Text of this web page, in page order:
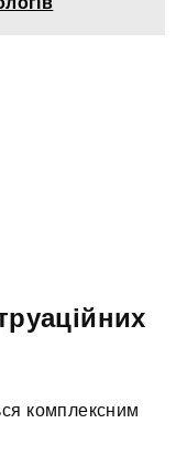
комплексним